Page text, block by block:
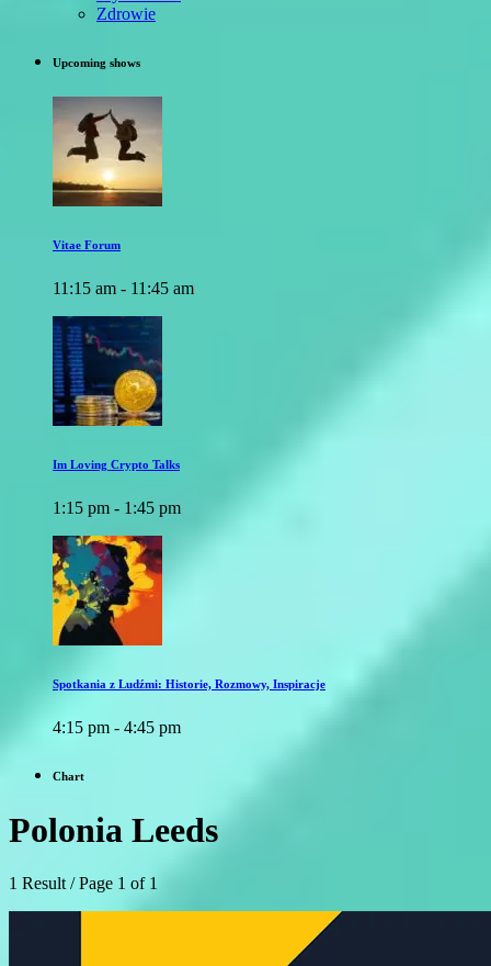
Zdrowie
Upcoming shows
Vitae Forum
11:15 am - 11:45 am
Im Loving Crypto Talks
1:15 pm - 1:45 pm
Spotkania z Ludźmi: Historie, Rozmowy, Inspiracje
4:15 pm - 4:45 pm
Chart
Polonia Leeds
1 Result / Page 1 of 1